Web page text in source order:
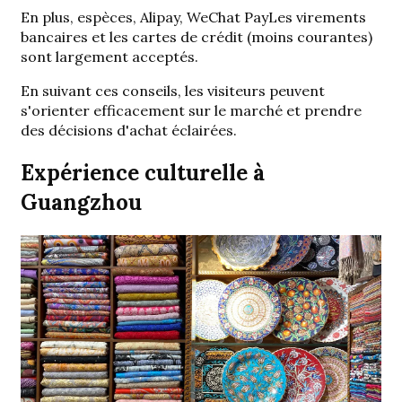
En plus, espèces, Alipay, WeChat PayLes virements
bancaires et les cartes de crédit (moins courantes)
sont largement acceptés.
En suivant ces conseils, les visiteurs peuvent
s'orienter efficacement sur le marché et prendre
des décisions d'achat éclairées.
Expérience culturelle à
Guangzhou